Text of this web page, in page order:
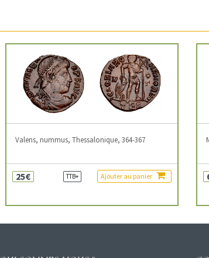
Valens, nummus, Thessalonique, 364-367
25€ TTB+ Ajouter au panier